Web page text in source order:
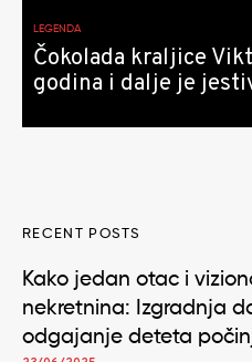
LEGENDA
Čokolada kraljice
godina i dalje je
RECENT POSTS
Kako jedan otac i
nekretnina: Izgradnja
odgajanje deteta